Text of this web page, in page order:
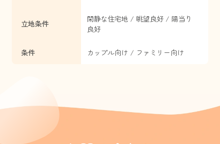
立地条件
閑静な住宅地 / 眺望良好 / 陽当り
良好
条件 カップル向け / ファミリー向け